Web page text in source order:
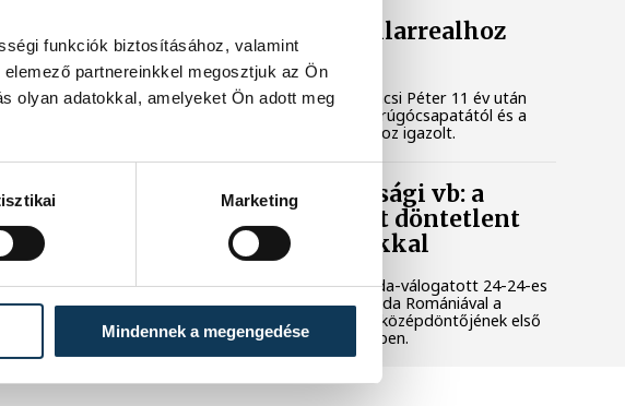
funkciók biztosításához, valamint
partnereinkkel megosztjuk az Ön
olyan adatokkal, amelyeket Ön adott meg
Marketing
Mindennek a megengedése
Gulácsi Péter a Villarrealhoz
igazolt
Az 58-szoros válogatott Gulácsi Péter 11 év után
távozott az RB Leipzig labdarúgócsapatától és a
spanyol élvonalbeli Villarrealhoz igazolt.
Női kézilabda ifjúsági vb: a
magyar válogatott döntetlent
játszott a románokkal
A magyar női ifjúsági kézilabda-válogatott 24-24-es
döntetlent játszott a házigazda Romániával a
korosztályos világbajnokság középdöntőjének első
fordulójában, hétfőn Pitesti-ben.